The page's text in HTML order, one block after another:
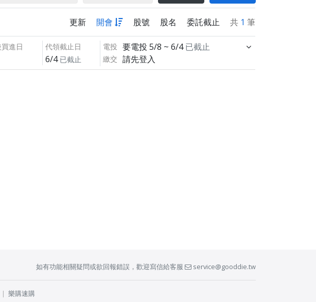
更新 開會 股號 股名 委託截止 共 1 筆
進日 代領截止日
6/4 已截止
電投 要電投 5/8 ~ 6/4 已截止
繳交 請先登入
如有功能相關疑問或欲回報錯誤，歡迎寫信給客服 service@gooddie.tw
樂購速購